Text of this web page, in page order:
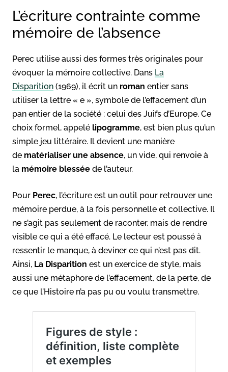
L’écriture contrainte comme
mémoire de l’absence
Perec utilise aussi des formes très originales pour
évoquer la mémoire collective. Dans La
Disparition (1969), il écrit un roman entier sans
utiliser la lettre « e », symbole de l’effacement d’un
pan entier de la société : celui des Juifs d’Europe. Ce
choix formel, appelé lipogramme, est bien plus qu’un
simple jeu littéraire. Il devient une manière
de matérialiser une absence, un vide, qui renvoie à
la mémoire blessée de l’auteur.
Pour Perec, l’écriture est un outil pour retrouver une
mémoire perdue, à la fois personnelle et collective. Il
ne s’agit pas seulement de raconter, mais de rendre
visible ce qui a été effacé. Le lecteur est poussé à
ressentir le manque, à deviner ce qui n’est pas dit.
Ainsi, La Disparition est un exercice de style, mais
aussi une métaphore de l’effacement, de la perte, de
ce que l’Histoire n’a pas pu ou voulu transmettre.